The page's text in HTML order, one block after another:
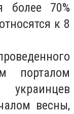
70%
к 8
порталом
весны,